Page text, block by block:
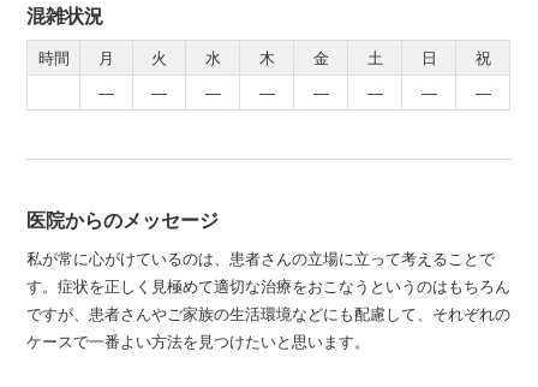
混雑状況
時間 月 火 水 木 金 土 日
祝
―
― ― ― ― ― ― ―
医院からのメッセージ
私が常に心がけているのは、患者さんの立場に立って考えることで
す。症状を正しく見極めて適切な治療をおこなうというのはもちろん
ですが、患者さんやご家族の生活環境などにも配慮して、それぞれの
ケースで一番よい方法を見つけたいと思います。